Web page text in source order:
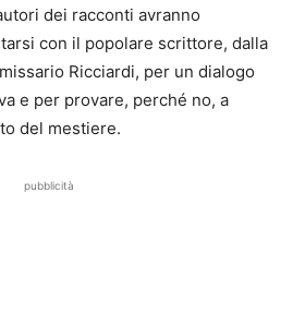
dei racconti avranno
con il popolare scrittore, dalla
Ricciardi, per un dialogo
e per provare, perché no, a
del mestiere.
pubblicità